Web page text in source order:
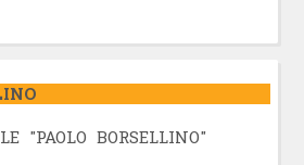
"PAOLO BORSELLINO"